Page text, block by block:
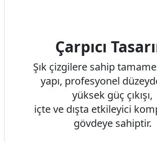
Çarpıcı
Şık çizgilere sahip
yapı, profesyonel
yüksek güç çıkışı,
içte ve dışta etkileyici
gövdeye sahiptir.